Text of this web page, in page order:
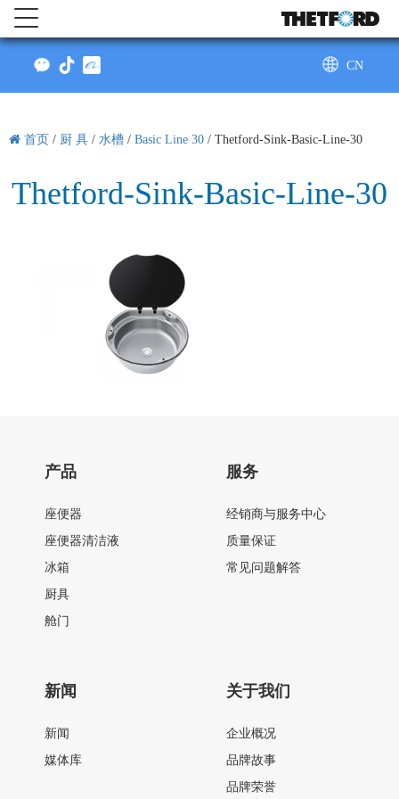
CN
首页 / 厨 具 / 水槽 / Basic Line 30 / Thetford-Sink-Basic-Line-30
Thetford-Sink-Basic-Line-30
产品
座便器
座便器清洁液
冰箱
厨具
舱门
服务
经销商与服务中心
质量保证
常见问题解答
新闻
新闻
媒体库
关于我们
企业概况
品牌故事
品牌荣誉